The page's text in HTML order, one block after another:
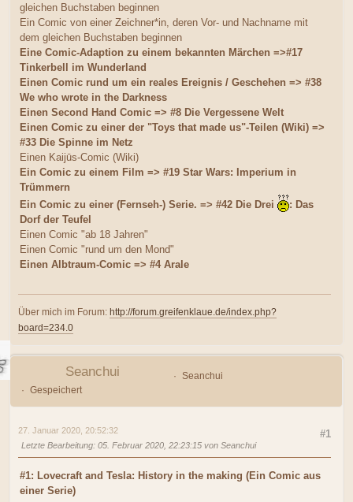
gleichen Buchstaben beginnen
Ein Comic von einer Zeichner*in, deren Vor- und Nachname mit
dem gleichen Buchstaben beginnen
Eine Comic-Adaption zu einem bekannten Märchen =>#17
Tinkerbell im Wunderland
Einen Comic rund um ein reales Ereignis / Geschehen => #38
We who wrote in the Darkness
Einen Second Hand Comic => #8 Die Vergessene Welt
Einen Comic zu einer der "Toys that made us"-Teilen (Wiki) =>
#33 Die Spinne im Netz
Einen Kaijūs-Comic (Wiki)
Ein Comic zu einem Film => #19 Star Wars: Imperium in
Trümmern
Ein Comic zu einer (Fernseh-) Serie. => #42 Die Drei
: Das
Dorf der Teufel
Einen Comic "ab 18 Jahren"
Einen Comic "rund um den Mond"
Einen Albtraum-Comic => #4 Arale
Über mich im Forum: http://forum.greifenklaue.de/index.php?
board=234.0
Seanchui
Seanchui
Gespeichert
#1
27. Januar 2020, 20:52:32
Letzte Bearbeitung: 05. Februar 2020, 22:23:15 von Seanchui
#1: Lovecraft and Tesla: History in the making (Ein Comic aus
einer Serie)